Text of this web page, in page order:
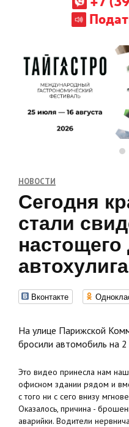
НОВОСТИ
Сегодня
стали
Вконтакте
На улице Парижской
бросили автомобиль на 2
Это видео принесла нам
офисном здании рядом и
с того ни с сего внизу
Оказалось, причина -
аварийки. Водители